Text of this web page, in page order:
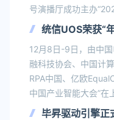
号演播厅成功主办
统信UOS荣获“
12月8日-9日，由中
融科技协会、中国计
RPA中国、亿欧
中国产业智能大会”在
毕昇驱动引擎正